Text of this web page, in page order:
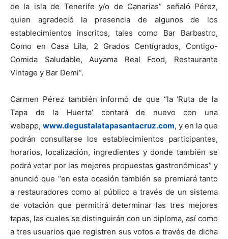
de la isla de Tenerife y/o de Canarias” señaló Pérez,
quien agradeció la presencia de algunos de los
establecimientos inscritos, tales como Bar Barbastro,
Como en Casa Lila, 2 Grados Centígrados, Contigo-
Comida Saludable, Auyama Real Food, Restaurante
Vintage y Bar Demi”.
Carmen Pérez también informó de que “la ‘Ruta de la
Tapa de la Huerta’ contará de nuevo con una
webapp, www.degustalatapasantacruz.com, y en la que
podrán consultarse los establecimientos participantes,
horarios, localización, ingredientes y donde también se
podrá votar por las mejores propuestas gastronómicas” y
anunció que “en esta ocasión también se premiará tanto
a restauradores como al público a través de un sistema
de votación que permitirá determinar las tres mejores
tapas, las cuales se distinguirán con un diploma, así como
a tres usuarios que registren sus votos a través de dicha